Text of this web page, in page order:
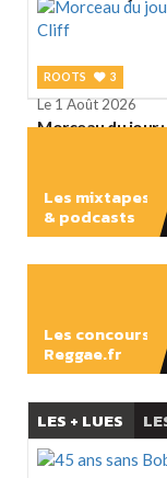
ROOTS 3
Le 1 Août 2026
Morceau du jour
Les mixtapes
& podcasts
Les concours
Reggae.fr
LES + LUES